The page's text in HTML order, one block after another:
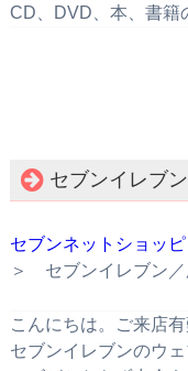
CD、DVD、本、書籍
セブンイレブ
セブンネットショッ
＞ セブンイレブン
こんにちは。ご来店有
セブンイレブンのウ